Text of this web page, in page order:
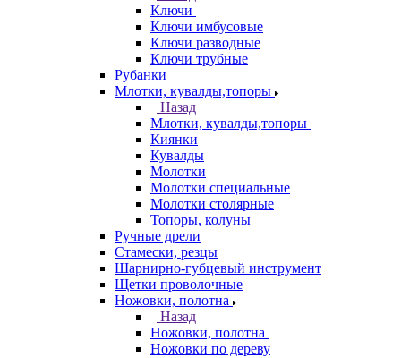
Ключи
Ключи имбусовые
Ключи разводные
Ключи трубные
Рубанки
Млотки, кувалды,топоры
Назад
Млотки, кувалды,топоры
Киянки
Кувалды
Молотки
Молотки специальные
Молотки столярные
Топоры, колуны
Ручные дрели
Стамески, резцы
Шарнирно-губцевый инструмент
Щетки проволочные
Ножовки, полотна
Назад
Ножовки, полотна
Ножовки по дереву